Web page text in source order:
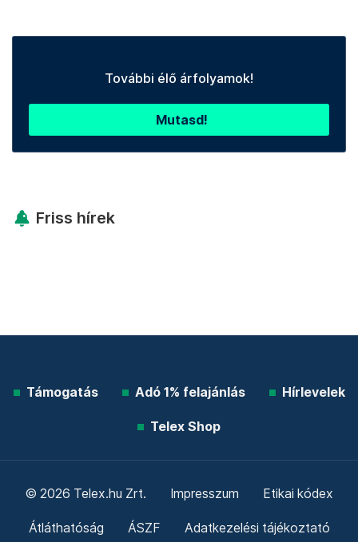
További élő árfolyamok!
Mutasd!
Friss hírek
Támogatás Adó 1% felajánlás Hírlevelek
Telex Shop
© 2026 Telex.hu Zrt. Impresszum Etikai kódex
Átláthatóság ÁSZF Adatkezelési tájékoztató